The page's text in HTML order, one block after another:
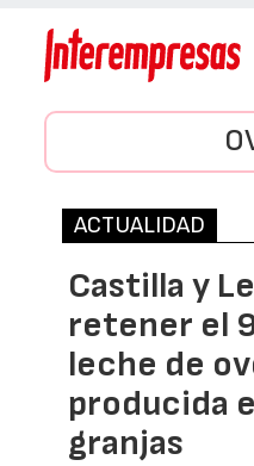
ACTUALIDAD
Castilla y
retener el
leche de
producida
granjas